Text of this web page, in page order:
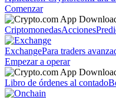
Comenzar
CriptomonedasAcciones
ExchangePara traders
Empezar a operar
Libro de órdenes al contado